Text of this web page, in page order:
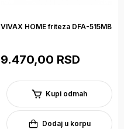
VIVAX HOME friteza DFA-515MB
9.470,00 RSD
Kupi odmah
Dodaj u korpu